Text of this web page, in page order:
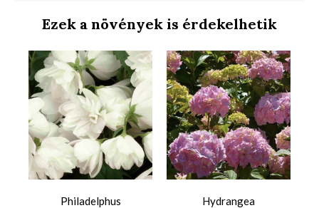
Ezek a növények is érdekelhetik
Philadelphus
Hydrangea